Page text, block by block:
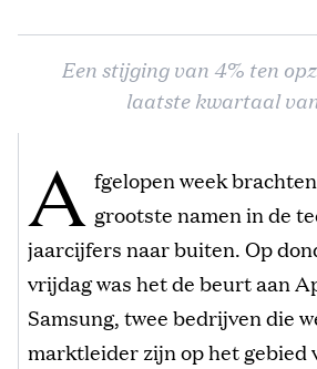
Een stijging van 4% ten
laatste kwartaal
A fgelopen week
grootste namen in de
jaarcijfers naar buiten. Op
vrijdag was het de beurt aan
Samsung, twee bedrijven die
marktleider zijn op het gebied